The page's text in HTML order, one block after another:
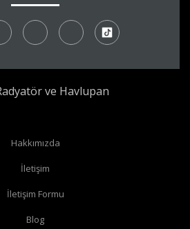
ve Havlupan
Hakkımızda
İletişim
İletişim Formu
Blog